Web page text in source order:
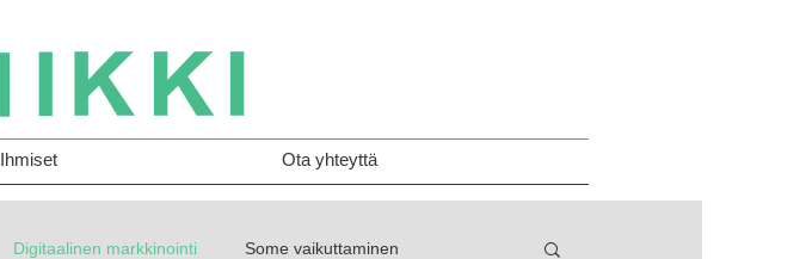
Ihmiset Ota yhteyttä
Digitaalinen markkinointi Some vaikuttaminen